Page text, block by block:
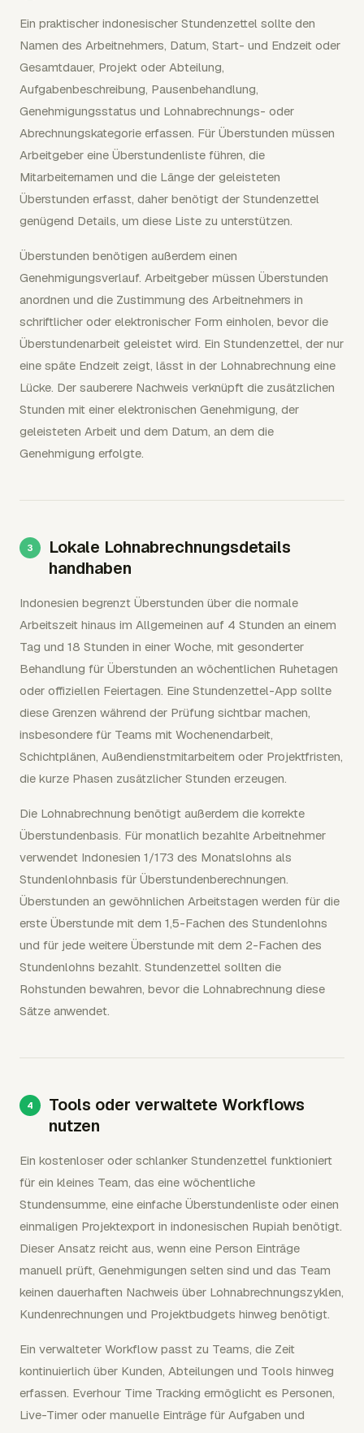
Ein praktischer indonesischer Stundenzettel sollte den
Namen des Arbeitnehmers, Datum, Start- und Endzeit oder
Gesamtdauer, Projekt oder Abteilung,
Aufgabenbeschreibung, Pausenbehandlung,
Genehmigungsstatus und Lohnabrechnungs- oder
Abrechnungskategorie erfassen. Für Überstunden müssen
Arbeitgeber eine Überstundenliste führen, die
Mitarbeiternamen und die Länge der geleisteten
Überstunden erfasst, daher benötigt der Stundenzettel
genügend Details, um diese Liste zu unterstützen.
Überstunden benötigen außerdem einen
Genehmigungsverlauf. Arbeitgeber müssen Überstunden
anordnen und die Zustimmung des Arbeitnehmers in
schriftlicher oder elektronischer Form einholen, bevor die
Überstundenarbeit geleistet wird. Ein Stundenzettel, der nur
eine späte Endzeit zeigt, lässt in der Lohnabrechnung eine
Lücke. Der sauberere Nachweis verknüpft die zusätzlichen
Stunden mit einer elektronischen Genehmigung, der
geleisteten Arbeit und dem Datum, an dem die
Genehmigung erfolgte.
Lokale Lohnabrechnungsdetails
handhaben
Indonesien begrenzt Überstunden über die normale
Arbeitszeit hinaus im Allgemeinen auf 4 Stunden an einem
Tag und 18 Stunden in einer Woche, mit gesonderter
Behandlung für Überstunden an wöchentlichen Ruhetagen
oder offiziellen Feiertagen. Eine Stundenzettel-App sollte
diese Grenzen während der Prüfung sichtbar machen,
insbesondere für Teams mit Wochenendarbeit,
Schichtplänen, Außendienstmitarbeitern oder Projektfristen,
die kurze Phasen zusätzlicher Stunden erzeugen.
Die Lohnabrechnung benötigt außerdem die korrekte
Überstundenbasis. Für monatlich bezahlte Arbeitnehmer
verwendet Indonesien 1/173 des Monatslohns als
Stundenlohnbasis für Überstundenberechnungen.
Überstunden an gewöhnlichen Arbeitstagen werden für die
erste Überstunde mit dem 1,5-Fachen des Stundenlohns
und für jede weitere Überstunde mit dem 2-Fachen des
Stundenlohns bezahlt. Stundenzettel sollten die
Rohstunden bewahren, bevor die Lohnabrechnung diese
Sätze anwendet.
Tools oder verwaltete Workflows
nutzen
Ein kostenloser oder schlanker Stundenzettel funktioniert
für ein kleines Team, das eine wöchentliche
Stundensumme, eine einfache Überstundenliste oder einen
einmaligen Projektexport in indonesischen Rupiah benötigt.
Dieser Ansatz reicht aus, wenn eine Person Einträge
manuell prüft, Genehmigungen selten sind und das Team
keinen dauerhaften Nachweis über Lohnabrechnungszyklen,
Kundenrechnungen und Projektbudgets hinweg benötigt.
Ein verwalteter Workflow passt zu Teams, die Zeit
kontinuierlich über Kunden, Abteilungen und Tools hinweg
erfassen. Everhour Time Tracking ermöglicht es Personen,
Live-Timer oder manuelle Einträge für Aufgaben und